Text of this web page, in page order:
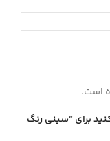
است.
برای “سيني رنگ